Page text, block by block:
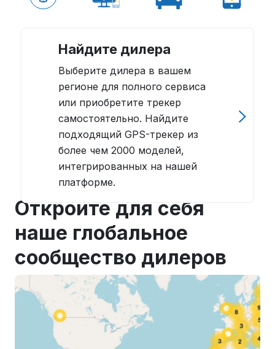
Найдите дилера
Выберите дилера в вашем
регионе для полного сервиса
или приобретите трекер
самостоятельно. Найдите
подходящий GPS-трекер из
более чем 2000 моделей,
интегрированных на нашей
платформе.
Откройте для себя
наше глобальное
сообщество дилеров